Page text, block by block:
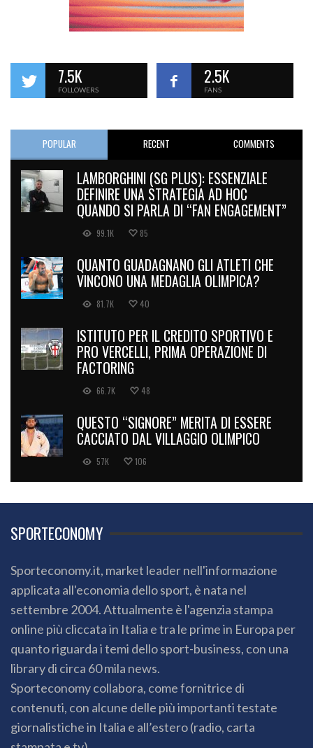
7.5K
FOLLOWERS
2.5K
FANS
POPULAR RECENT COMMENTS
LAMBORGHINI (SG PLUS): ESSENZIALE
DEFINIRE UNA STRATEGIA AD HOC
QUANDO SI PARLA DI “FAN ENGAGEMENT”
99.1K 85
QUANTO GUADAGNANO GLI ATLETI CHE
VINCONO UNA MEDAGLIA OLIMPICA?
81.7K 40
ISTITUTO PER IL CREDITO SPORTIVO E
PRO VERCELLI, PRIMA OPERAZIONE DI
FACTORING
66.7K 48
QUESTO “SIGNORE” MERITA DI ESSERE
CACCIATO DAL VILLAGGIO OLIMPICO
57K 106
SPORTECONOMY
Sporteconomy.it, market leader nell'informazione
applicata all'economia dello sport, è nata nel
settembre 2004. Attualmente è l'agenzia stampa
online più cliccata in Italia e tra le prime in Europa per
quanto riguarda i temi dello sport-business, con una
library di circa 60 mila news.
Sporteconomy collabora, come fornitrice di
contenuti, con alcune delle più importanti testate
giornalistiche in Italia e all’estero (radio, carta